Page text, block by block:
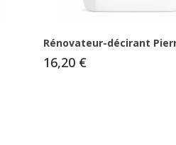
Rénovateur-décirant
16,20 €